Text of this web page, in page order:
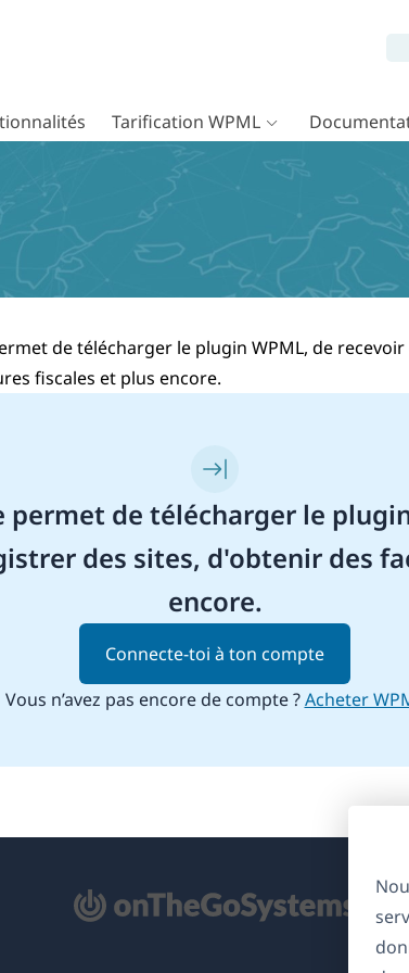
Tarification WPML
de télécharger le plugin WPML, de recevoir
fiscales et plus encore.
permet de télécharger le
des sites, d'obtenir des
encore.
Connecte-toi à ton compte
Vous n’avez pas encore de compte ?Acheter